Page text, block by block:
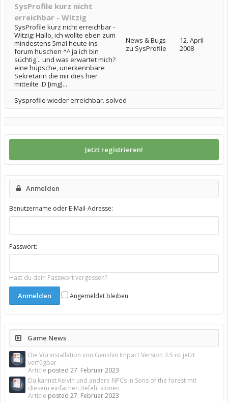
SysProfile kurz nicht
erreichbar - Witzig
SysProfile kurz nicht erreichbar -
Witzig: Hallo, ich wollte eben zum
mindestens 5mal heute ins
forum huschen ^^ ja ich bin
süchtig... und was erwartet mich?
eine hüpsche, unerkennbare
Sekretärin die mir dies hier
mitteilte :D [img]...
News & Bugs
zu SysProfile
12. April
2008
Sysprofile wieder erreichbar. solved
Jetzt registrieren!
Anmelden
Benutzername oder E-Mail-Adresse:
Passwort:
Hast du dein Passwort vergessen?
Angemeldet bleiben
Game News
Die Vorinstallation von Genshin Impact Version 3.5 ist jetzt
verfügbar
Article posted 27. Februar 2023
Du kannst Kelvin und andere NPCs in Sons of the forest mit
diesem einfachen Befehl klonen
Article posted 27. Februar 2023